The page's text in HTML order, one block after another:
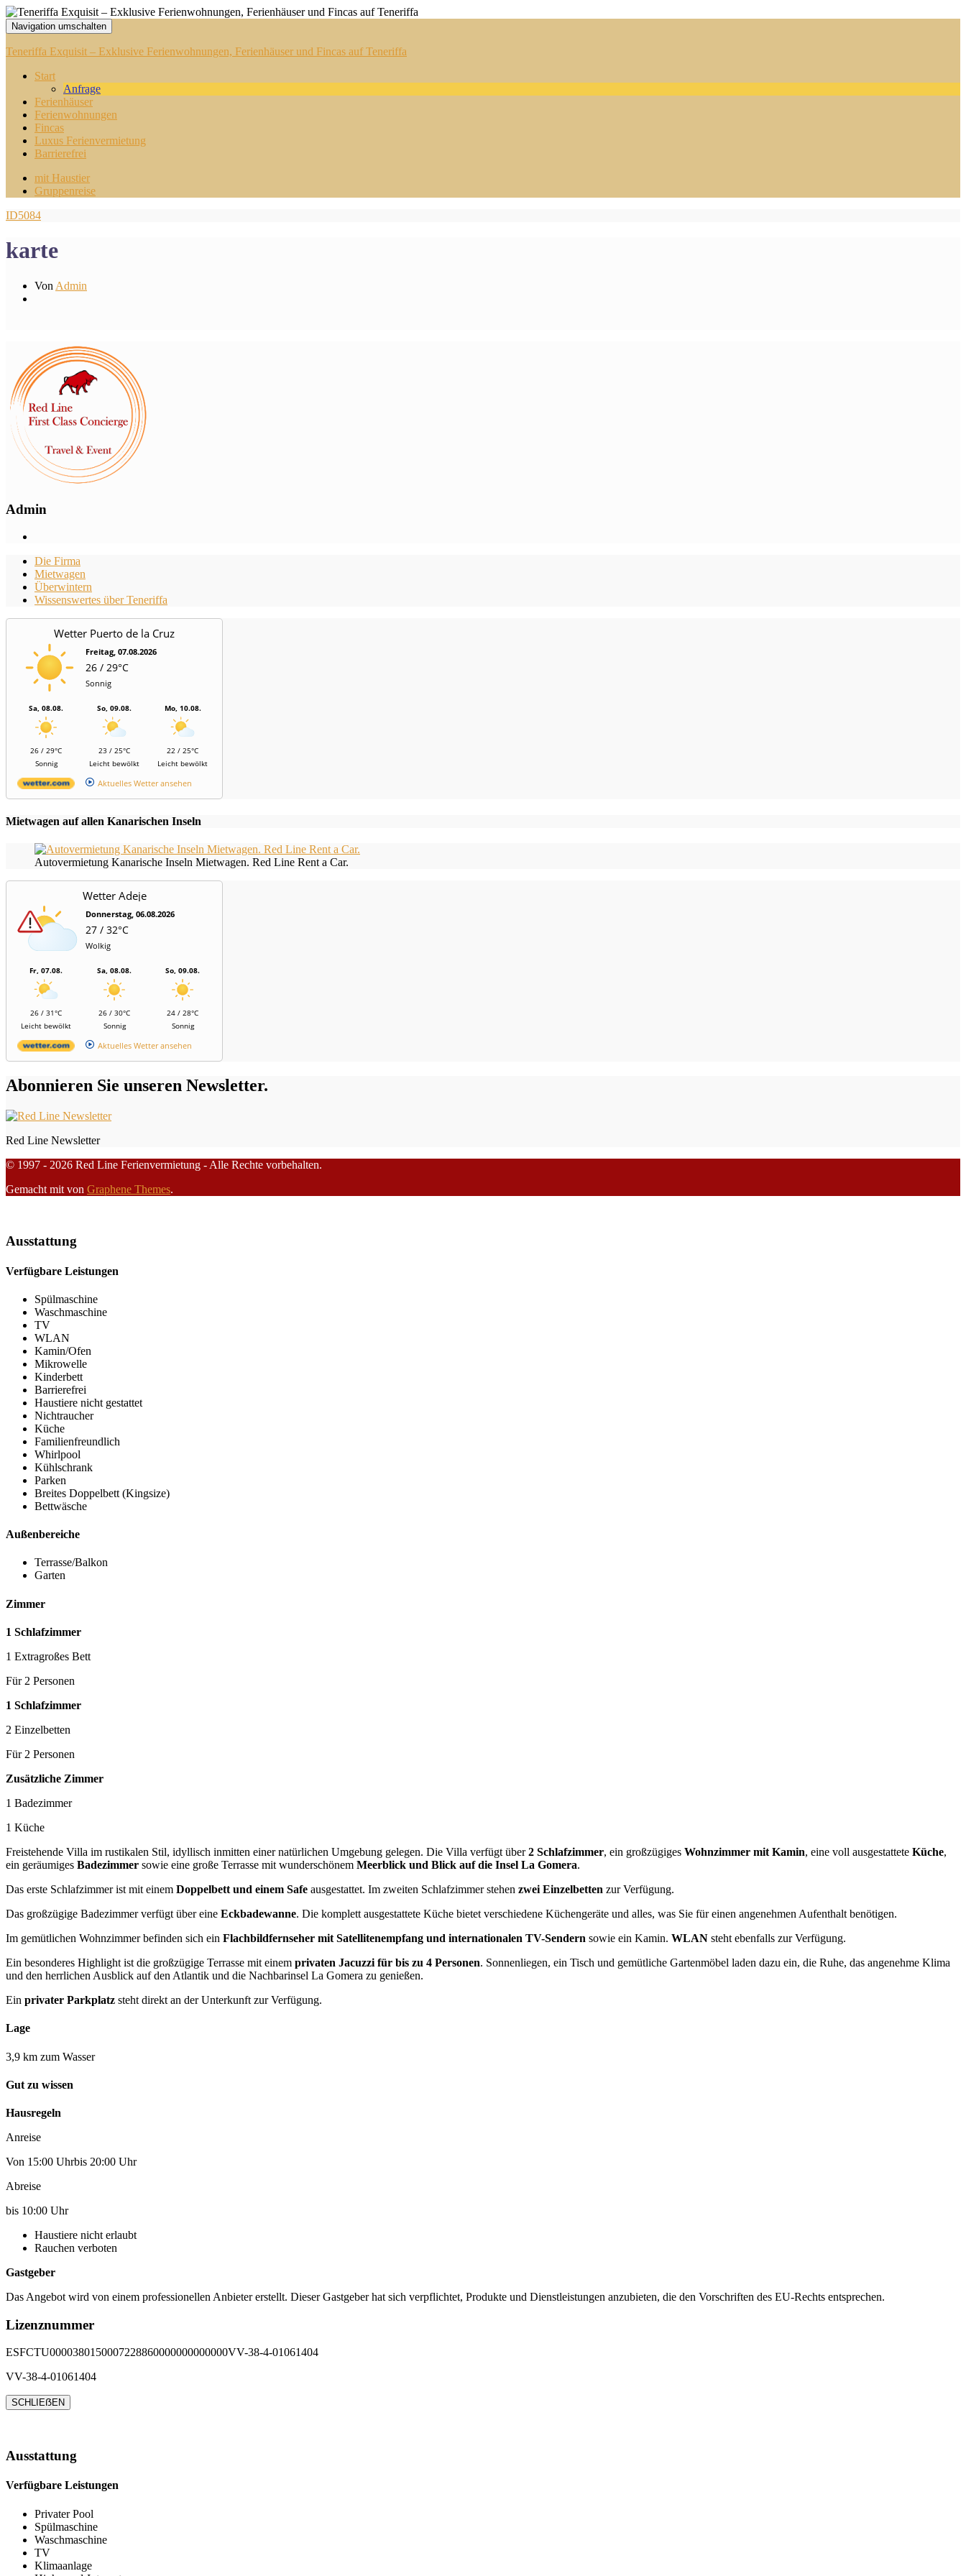
Navigation umschalten
Teneriffa Exquisit – Exklusive Ferienwohnungen, Ferienhäuser und Fincas auf Teneriffa
Start
Anfrage
Ferienhäuser
Ferienwohnungen
Fincas
Luxus Ferienvermietung
Barrierefrei
mit Haustier
Gruppenreise
ID5084
karte
Von Admin
Admin
Die Firma
Mietwagen
Überwintern
Wissenswertes über Teneriffa
Wetter Puerto de la Cruz
Freitag, 07.08.2026
26 / 29°C
Sonnig
Sa, 08.08.
26 / 29°C
Sonnig
So, 09.08.
23 / 25°C
Leicht bewölkt
Mo, 10.08.
22 / 25°C
Leicht bewölkt
Aktuelles Wetter ansehen
Mietwagen auf allen Kanarischen Inseln
Autovermietung Kanarische Inseln Mietwagen. Red Line Rent a Car.
Wetter Adeje
Donnerstag, 06.08.2026
27 / 32°C
Wolkig
Fr, 07.08.
26 / 31°C
Leicht bewölkt
Sa, 08.08.
26 / 30°C
Sonnig
So, 09.08.
24 / 28°C
Sonnig
Aktuelles Wetter ansehen
Abonnieren Sie unseren Newsletter.
Red Line Newsletter
© 1997 - 2026 Red Line Ferienvermietung - Alle Rechte vorbehalten.
Gemacht mit von Graphene Themes.
Ausstattung
Verfügbare Leistungen
Spülmaschine
Waschmaschine
TV
WLAN
Kamin/Ofen
Mikrowelle
Kinderbett
Barrierefrei
Haustiere nicht gestattet
Nichtraucher
Küche
Familienfreundlich
Whirlpool
Kühlschrank
Parken
Breites Doppelbett (Kingsize)
Bettwäsche
Außenbereiche
Terrasse/Balkon
Garten
Zimmer
1 Schlafzimmer
1 Extragroßes Bett
Für 2 Personen
1 Schlafzimmer
2 Einzelbetten
Für 2 Personen
Zusätzliche Zimmer
1 Badezimmer
1 Küche
Freistehende Villa im rustikalen Stil, idyllisch inmitten einer natürlichen Umgebung gelegen. Die Villa verfügt über2 Schlafzimmer, ein großzügiges Wohnzimmer mit Kamin, eine voll ausgestattete Küche,
ein geräumiges Badezimmer sowie eine große Terrasse mit wunderschönem Meerblick und Blick auf die Insel La Gomera.
Das erste Schlafzimmer ist mit einem Doppelbett und einem Safe ausgestattet. Im zweiten Schlafzimmer stehen zwei Einzelbetten zur Verfügung.
Das großzügige Badezimmer verfügt über eine Eckbadewanne. Die komplett ausgestattete Küche bietet verschiedene Küchengeräte und alles, was Sie für einen angenehmen Aufenthalt benötigen.
Im gemütlichen Wohnzimmer befinden sich ein Flachbildfernseher mit Satellitenempfang und internationalen TV-Sendern sowie ein Kamin. WLAN steht ebenfalls zur Verfügung.
Ein besonderes Highlight ist die großzügige Terrasse mit einem privaten Jacuzzi für bis zu 4 Personen. Sonnenliegen, ein Tisch und gemütliche Gartenmöbel laden dazu ein, die Ruhe, das angenehme Klima
und den herrlichen Ausblick auf den Atlantik und die Nachbarinsel La Gomera zu genießen.
Ein privater Parkplatz steht direkt an der Unterkunft zur Verfügung.
Lage
3,9 km zum Wasser
Gut zu wissen
Hausregeln
Anreise
Von 15:00 Uhrbis 20:00 Uhr
Abreise
bis 10:00 Uhr
Haustiere nicht erlaubt
Rauchen verboten
Gastgeber
Das Angebot wird von einem professionellen Anbieter erstellt. Dieser Gastgeber hat sich verpflichtet, Produkte und Dienstleistungen anzubieten, die den Vorschriften des EU-Rechts entsprechen.
Lizenznummer
ESFCTU0000380150007228860000000000000VV-38-4-01061404
VV-38-4-01061404
SCHLIEẞEN
Ausstattung
Verfügbare Leistungen
Privater Pool
Spülmaschine
Waschmaschine
TV
Klimaanlage